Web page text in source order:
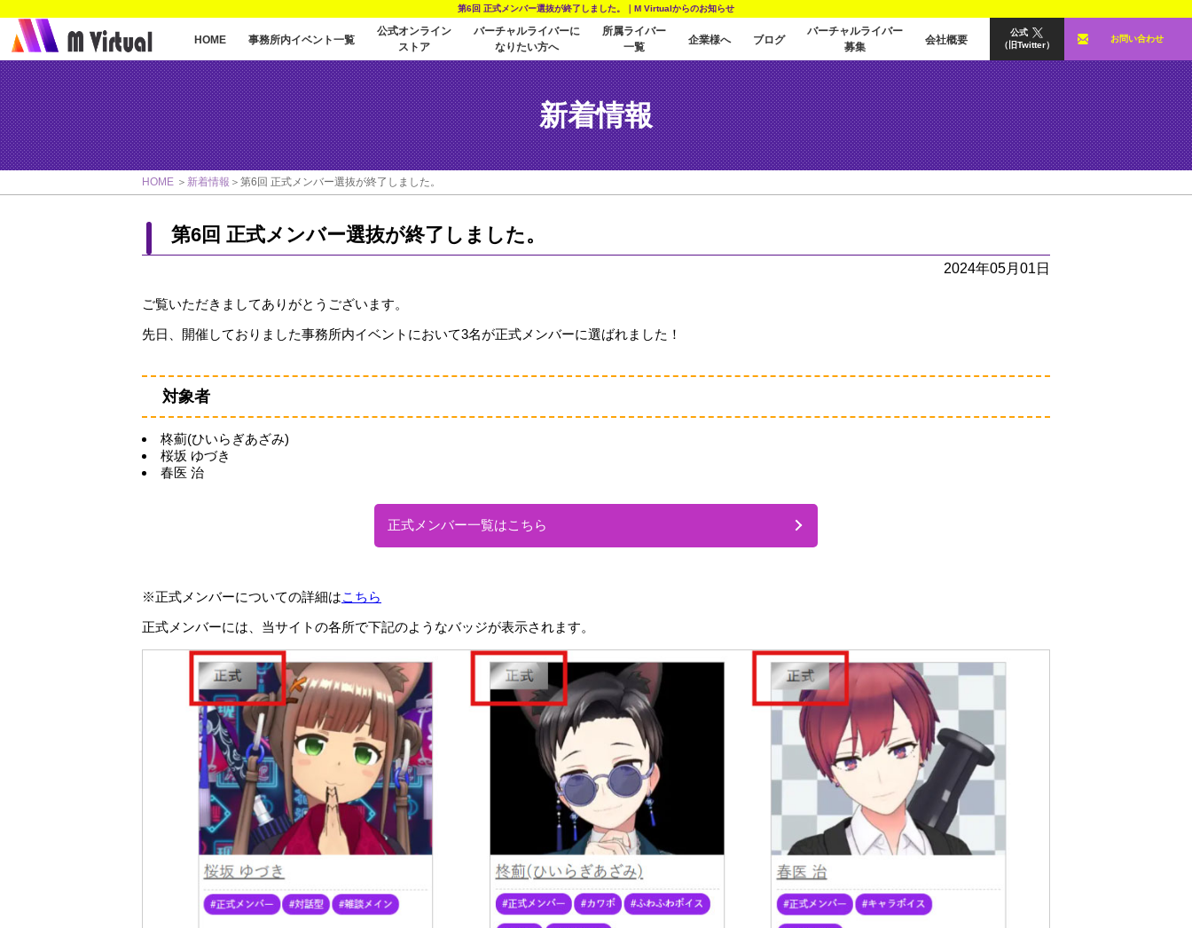
第6回 正式メンバー選抜が終了しました。｜M Virtualからのお知らせ
HOME 事務所内イベント一覧
公式オンライン
ストア
バーチャルライバーに
なりたい方へ
所属ライバー
一覧
企業様へ ブログ
バーチャルライバー
募集
会社概要
公式
（旧Twitter）
お問い合わせ
新着情報
HOME 新着情報 第6回 正式メンバー選抜が終了しました。
第6回 正式メンバー選抜が終了しました。
2024年05月01日
ご覧いただきましてありがとうございます。
先日、開催しておりました事務所内イベントにおいて3名が正式メンバーに選ばれました！
対象者
柊薊(ひいらぎあざみ)
桜坂 ゆづき
春医 治
正式メンバー一覧はこちら
※正式メンバーについての詳細はこちら
正式メンバーには、当サイトの各所で下記のようなバッジが表示されます。